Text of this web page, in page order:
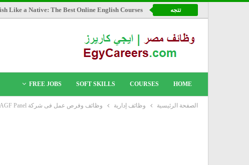
تتجه Like a Native: The Best Online English Courses
HOME
COURSES
SOFT SKILLS
FREE JOBS
الصفحة الرئيسية وظائف إدارية وظائف وفرص عمل فى شركة AGF Panel